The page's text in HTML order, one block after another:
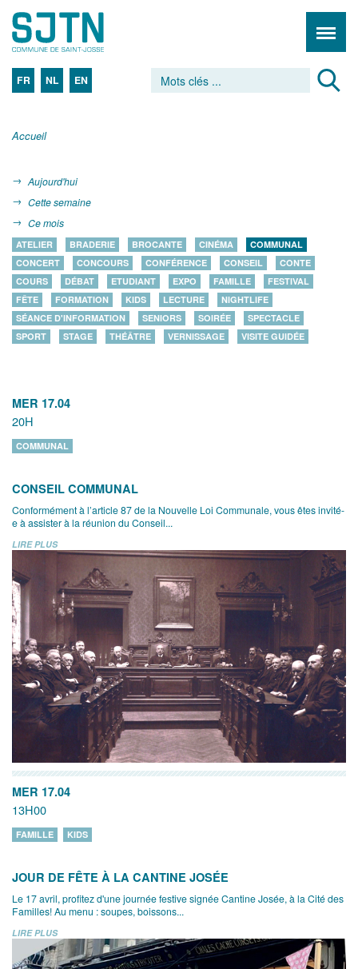
FR NL EN
Accueil
Aujourd'hui
Cette semaine
Ce mois
ATELIER BRADERIE BROCANTE CINÉMA
COMMUNAL
CONCERT
CONCOURS CONFÉRENCE CONSEIL
CONTE
COURS
DÉBAT ETUDIANT EXPO FAMILLE
FESTIVAL
FÊTE
FORMATION KIDS LECTURE
NIGHTLIFE
SÉANCE D'INFORMATION
SENIORS SOIRÉE
SPECTACLE
SPORT
STAGE THÉÂTRE VERNISSAGE VISITE GUIDÉE
MER 17.04
20H
COMMUNAL
CONSEIL COMMUNAL
Conformément à l’article 87 de la Nouvelle Loi Communale, vous êtes invité-
e à assister à la réunion du Conseil...
LIRE PLUS
MER 17.04
13H00
FAMILLE KIDS
JOUR DE FÊTE À LA CANTINE JOSÉE
Le 17 avril, profitez d'une journée festive signée Cantine Josée, à la Cité des
Familles! Au menu : soupes, boissons...
LIRE PLUS